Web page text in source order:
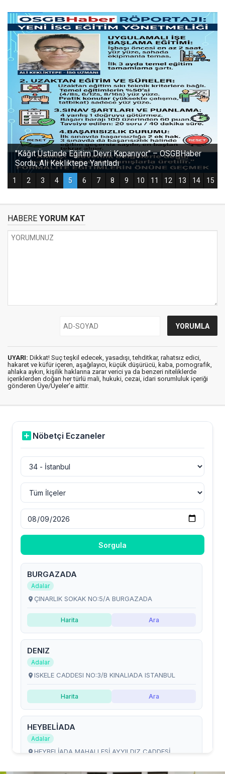
HABERE YORUM KAT
UYARI: Dikkat! Suç teşkil edecek, yasadışı, tehditkar, rahatsız edici,
hakaret ve küfür içeren, aşağılayıcı, küçük düşürücü, kaba, pornografik,
ahlaka aykırı, kişilik haklarına zarar verici ya da benzeri niteliklerde
içeriklerden doğan her türlü mali, hukuki, cezai, idari sorumluluk içeriği
gönderen Üye/Üyeler’e aittir.